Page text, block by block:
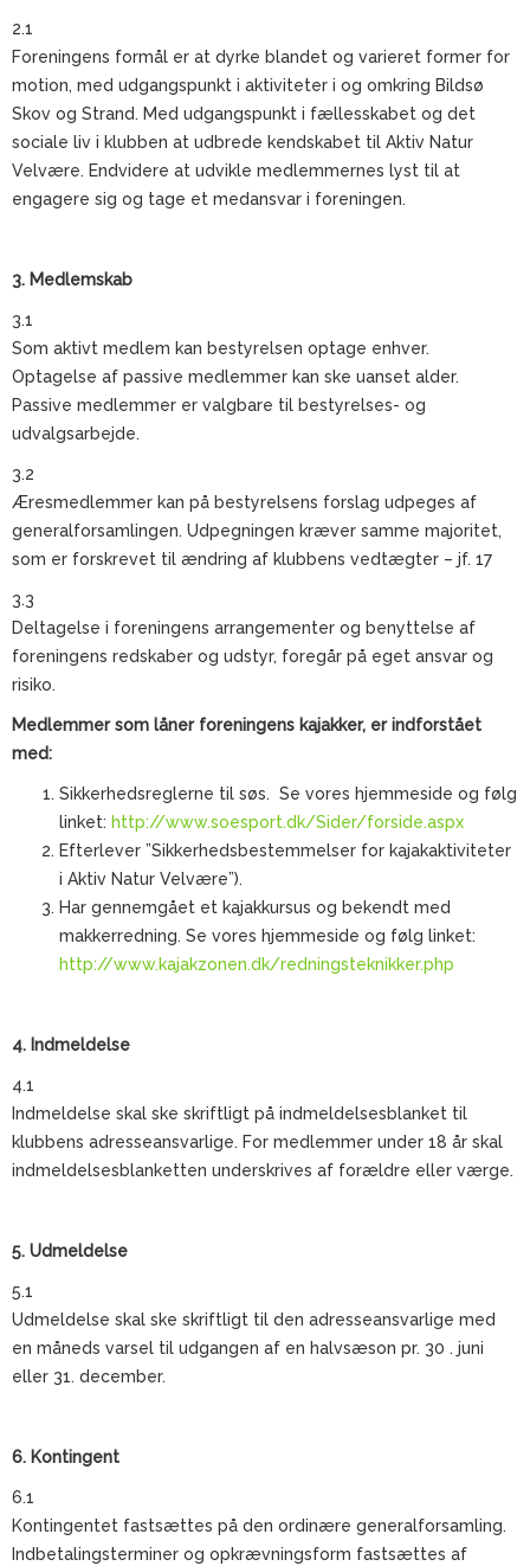
2.1
Foreningens formål er at dyrke blandet og varieret former for
motion, med udgangspunkt i aktiviteter i og omkring Bildsø
Skov og Strand. Med udgangspunkt i fællesskabet og det
sociale liv i klubben at udbrede kendskabet til Aktiv Natur
Velvære. Endvidere at udvikle medlemmernes lyst til at
engagere sig og tage et medansvar i foreningen.
3. Medlemskab
3.1
Som aktivt medlem kan bestyrelsen optage enhver.
Optagelse af passive medlemmer kan ske uanset alder.
Passive medlemmer er valgbare til bestyrelses- og
udvalgsarbejde.
3.2
Æresmedlemmer kan på bestyrelsens forslag udpeges af
generalforsamlingen. Udpegningen kræver samme majoritet,
som er forskrevet til ændring af klubbens vedtægter – jf. 17
3.3
Deltagelse i foreningens arrangementer og benyttelse af
foreningens redskaber og udstyr, foregår på eget ansvar og
risiko.
Medlemmer som låner foreningens kajakker, er indforstået
med:
Sikkerhedsreglerne til søs. Se vores hjemmeside og følg
linket: http://www.soesport.dk/Sider/forside.aspx
Efterlever ”Sikkerhedsbestemmelser for kajakaktiviteter
i Aktiv Natur Velvære”).
Har gennemgået et kajakkursus og bekendt med
makkerredning. Se vores hjemmeside og følg linket:
http://www.kajakzonen.dk/redningsteknikker.php
4. Indmeldelse
4.1
Indmeldelse skal ske skriftligt på indmeldelsesblanket til
klubbens adresseansvarlige. For medlemmer under 18 år skal
indmeldelsesblanketten underskrives af forældre eller værge.
5. Udmeldelse
5.1
Udmeldelse skal ske skriftligt til den adresseansvarlige med
en måneds varsel til udgangen af en halvsæson pr. 30 . juni
eller 31. december.
6. Kontingent
6.1
Kontingentet fastsættes på den ordinære generalforsamling.
Indbetalingsterminer og opkrævningsform fastsættes af